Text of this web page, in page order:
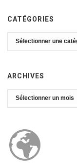
CATÉGORIES
Catégories
ARCHIVES
Archives